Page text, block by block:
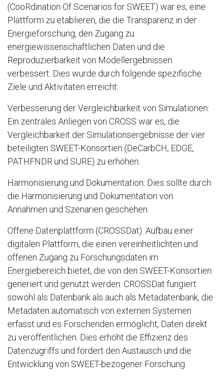
(CooRdination Of Scenarios for SWEET) war es, eine
Plattform zu etablieren, die die Transparenz in der
Energieforschung, den Zugang zu
energiewissenschaftlichen Daten und die
Reproduzierbarkeit von Modellergebnissen
verbessert. Dies wurde durch folgende spezifische
Ziele und Aktivitäten erreicht:
Verbesserung der Vergleichbarkeit von Simulationen:
Ein zentrales Anliegen von CROSS war es, die
Vergleichbarkeit der Simulationsergebnisse der vier
beteiligten SWEET-Konsortien (DeCarbCH, EDGE,
PATHFNDR und SURE) zu erhöhen.
Harmonisierung und Dokumentation: Dies sollte durch
die Harmonisierung und Dokumentation von
Annahmen und Szenarien geschehen.
Offene Datenplattform (CROSSDat): Aufbau einer
digitalen Plattform, die einen vereinheitlichten und
offenen Zugang zu Forschungsdaten im
Energiebereich bietet, die von den SWEET-Konsortien
generiert und genutzt werden. CROSSDat fungiert
sowohl als Datenbank als auch als Metadatenbank, die
Metadaten automatisch von externen Systemen
erfasst und es Forschenden ermöglicht, Daten direkt
zu veröffentlichen. Dies erhöht die Effizienz des
Datenzugriffs und fördert den Austausch und die
Entwicklung von SWEET-bezogener Forschung.